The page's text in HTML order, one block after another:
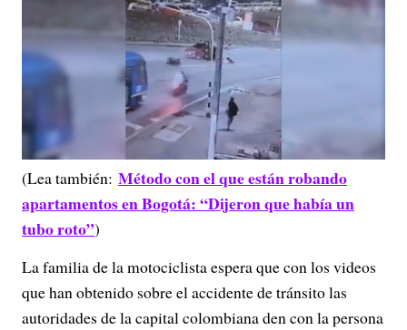
(Lea también: Método con el que están robando
apartamentos en Bogotá: “Dijeron que había un
tubo roto”)
La familia de la motociclista espera que con los videos
que han obtenido sobre el accidente de tránsito las
autoridades de la capital colombiana den con la persona